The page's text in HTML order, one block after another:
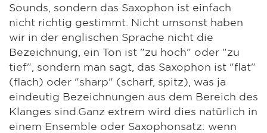
Sounds, sondern das Saxophon ist einfach
nicht richtig gestimmt. Nicht umsonst haben
wir in der englischen Sprache nicht die
Bezeichnung, ein Ton ist "zu hoch" oder "zu
tief", sondern man sagt, das Saxophon ist "flat"
(flach) oder "sharp" (scharf, spitz), was ja
eindeutig Bezeichnungen aus dem Bereich des
Klanges sind.Ganz extrem wird dies natürlich in
einem Ensemble oder Saxophonsatz: wenn